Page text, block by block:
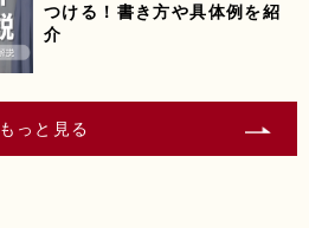
つける！書き方や具体例を紹
介
もっと見る